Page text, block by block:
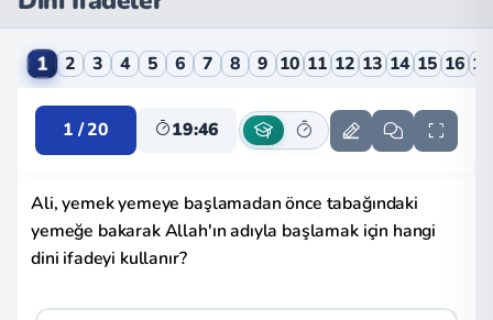
4. Sınıf Din Kültürü Günlük Hayattaki Dini İfadeler
1 2 3 4 5 6 7 8 9 10 11 12 13 14 15 16 17
1 / 20 19:45
Ali, yemek yemeye başlamadan önce tabağındaki
yemeğe bakarak Allah'ın adıyla başlamak için hangi
dini ifadeyi kullanır?